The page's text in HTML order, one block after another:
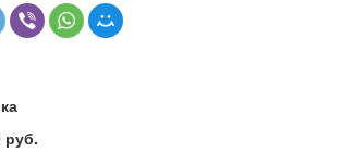
руб.